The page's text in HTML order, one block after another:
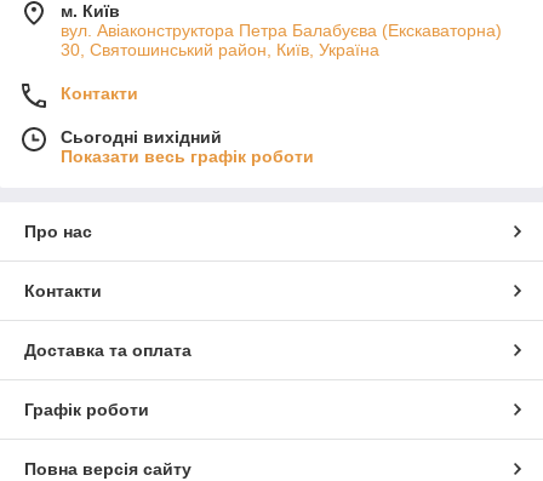
м. Київ
вул. Авіаконструктора Петра Балабуєва (Екскаваторна)
30, Святошинський район, Київ, Україна
Контакти
Сьогодні вихідний
Показати весь графік роботи
Про нас
Контакти
Доставка та оплата
Графік роботи
Повна версія сайту